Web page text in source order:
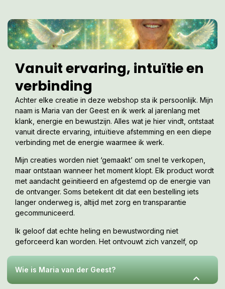
Vanuit ervaring, intuïtie en
verbinding
Achter elke creatie in deze webshop sta ik persoonlijk. Mijn
naam is Maria van der Geest en ik werk al jarenlang met
klank, energie en bewustzijn. Alles wat je hier vindt, ontstaat
vanuit directe ervaring, intuïtieve afstemming en een diepe
verbinding met de energie waarmee ik werk.
Mijn creaties worden niet ‘gemaakt’ om snel te verkopen,
maar ontstaan wanneer het moment klopt. Elk product wordt
met aandacht geïnitieerd en afgestemd op de energie van
de ontvanger. Soms betekent dit dat een bestelling iets
langer onderweg is, altijd met zorg en transparantie
gecommuniceerd.
Ik geloof dat echte heling en bewustwording niet
geforceerd kan worden. Het ontvouwt zich vanzelf, op
Wie is Maria van der Geest?